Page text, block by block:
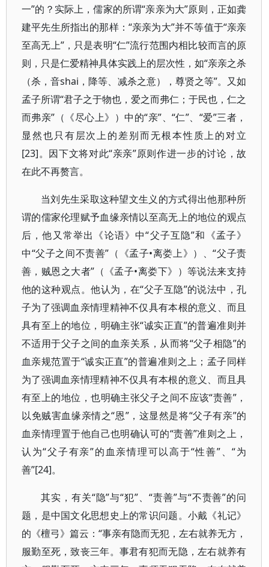
一”的？实际上，儒家的所谓“亲亲为大”原则，正如龚
建平先生所指出的那样：“亲亲为大”并不等值于“亲亲
至高无上”，只是表明“仁”流行范围内相比较而言的原
则，只是仁爱精神具体实践上的层次性，如“亲亲之杀
（杀，音shai，降等、减杀之意），尊贤之等”。又如
孟子所谓“君子之于物也，爱之而弗仁；于民也，仁之
而弗亲”（《尽心上》）中的“亲”、“仁”、“爱”三者，
显然也只有层次上的差别而无根本性质上的对立
[23]。因下文将对此“亲亲”原则作进一步的讨论，故
在此不再赘言。
当刘先生采取这种望文生义的方式得出他那种所
谓的儒家伦理赋予血缘亲情以至高无上的地位的观点
后，他又常举出《论语》中“父子互隐”和《孟子》
中“父子之间不责善”（《孟子•离娄上》）、“父子责
善，贼恩之大者”（《孟子•离娄下》）等说法来支持
他的这种观点。他认为，在“父子互隐”的说法中，孔
子为了强调血亲情理精神不仅具有本根的意义、而且
具有至上的地位，明确主张“诚实正直”的普遍准则并
不适用于父子之间的血亲关系，从而将“父子相隐”的
血亲规范置于“诚实正直”的普遍准则之上；孟子同样
为了强调血亲情理精神不仅具有本根的意义、而且具
有至上的地位，也明确主张父子之间不应该“责善”，
以免贼害血缘亲情之“恩”，这显然是将“父子有亲”的
血亲情理置于他自己也明确认可的“责善”准则之上，
认为“父子有亲”的血亲情理可以高于“性善”、“为
善”[24]。
其实，有关“隐”与“犯”、“责善”与“不责善”的问
题，是中国文化思想史上的常识问题。小戴《礼记》
的《檀弓》篇云：“事亲有隐而无犯，左右就养无方，
服勤至死，致丧三年。事君有犯而无隐，左右就养有